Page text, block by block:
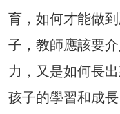
育，如何才能做
子，教師應該要
力，又是如何長
孩子的學習和成